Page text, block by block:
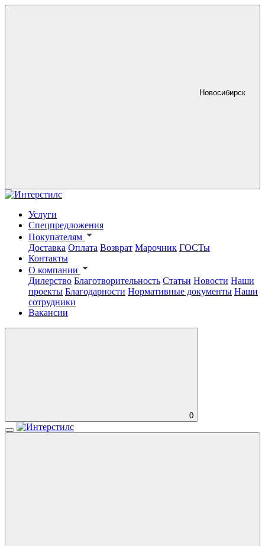
Новосибирск
Услуги
Спецпредложения
Покупателям
Доставка Оплата Возврат Марочник ГОСТы
Контакты
О компании
Дилерство Благотворительность Статьи Новости Наши
проекты Благодарности Нормативные документы Наши
сотрудники
Вакансии
0